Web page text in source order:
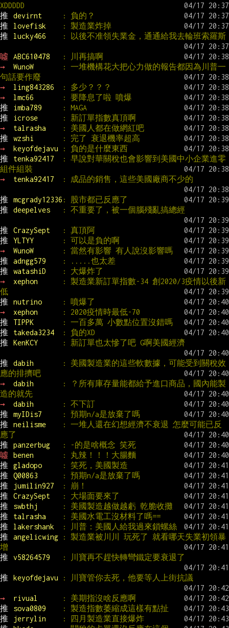
XDDDDD
推
devirnt
: 負的？
推
lovefisk
: 製造業炸掉
推
lucky466 : 以後不准領失業金，通通給我去輪班索羅斯
噓 ABC610478
: 川再搞啊
→
WunoW
: 一堆機構花大把心力做的報告都因為川普一
句話要作廢
→
ling843286
: 多少？？？
→
lmc66
: 要降息了啦 噴爆
推
imba789
: MAGA
推
icrose
: 新訂單指數真頂啊
→
talrasha
: 美國人都在做網紅吧
推
wzshi
: 完了 衰退機率超高
→
keyofdejavu
: 負的是什麼東西
推
tenka92417
: 早說對華關稅也會影響到美國中小企業進零
組件組裝
→
tenka92417 : 成品的銷售，這些美國廠商不少的
推 mcgrady12336 : 股市都已反應了
推
deepelves : 不重要了，被一個腦殘亂搞總經
推 CrazySept
: 真頂阿
推
YLTYY
: 可以是負的啊
→
WunoW
: 當然有影響 有人說沒影響嗎
推
adngg579
: .....也太差
推
watashiD
: 大爆炸了
→
xephon
: 製造業新訂單指數-34 創2020/3疫情以後新
低
推
nutrino
: 噴爆了
→
xephon
: 2020疫情時最低-70
推
TIPPK
: 一百多萬 小數點位置沒錯嗎
推
takeda3234
: 負的XD
推
KenKCY : 新訂單也太慘了吧 G啊美國經濟
推 dabih
: 美國製造業的這些軟數據，可能受到關稅效
應的排擠吧
→
dabih
: ？所有庫存量能都給予進口商品，國內能製
造的就先
→
dabih
: 不下訂
推
myIDis7
: 預期n/a是放棄了嗎
推
neilisme
: 一堆人還在幻想經濟不衰退 怎麼可能已反
應了
推
panzerbug
: -的是啥概念 笑死
噓
benen
: 丸辣！！！大腸麵
推
gladopo
: 笑死，美國製造
推
Q00863
: 預期n/a是放棄了嗎
推
jumilin927
: 崩！
推
CrazySept
: 大場面要來了
推
swbthj
: 美國製造越做越虧 乾脆收攤
推
talrasha
: 美國水電工沒材料了嗎==
推
lakershank
: 川普：美國人給我過來鎖螺絲
推
angelicwing
: 製造業被川川 玩死了 就看哪天失業初領暴
增
推
v58264579 : 川寶再不趕快轉彎鐵定要衰退了
推 keyofdejavu : 川寶管你去死，他要等人上街抗議
→ rivual
: 美期指沒啥反應啊
推
sova0809
: 製造指數萎縮成這樣有點扯
推
jerrylin
: 四月製造業直接爆炸